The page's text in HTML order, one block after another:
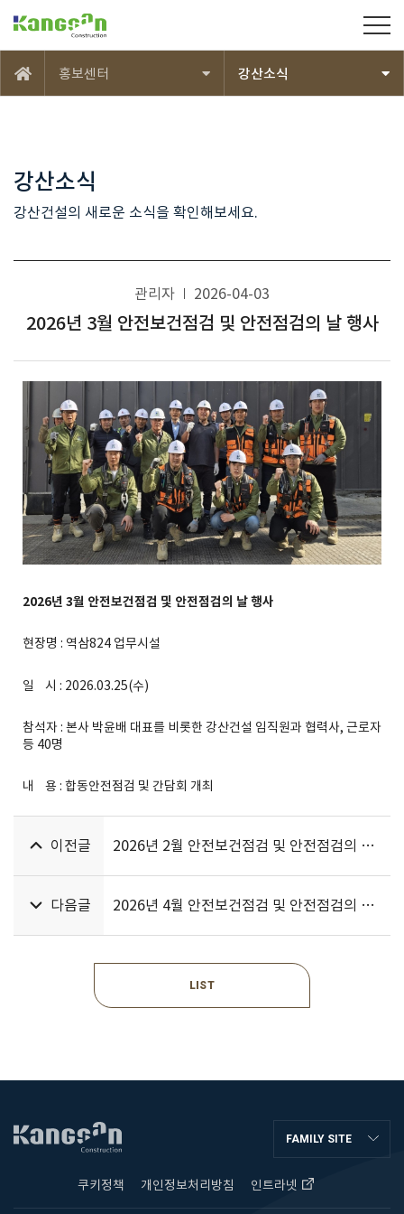
메인 홍보센터 강산소식
강산소식
강산건설의 새로운 소식을 확인해보세요.
관리자 2026-04-03
2026년 3월 안전보건점검 및 안전점검의 날 행사
2026년 3월 안전보건점검 및 안전점검의 날 행사
현장명 : 역삼824 업무시설
일 시 : 2026.03.25(수)
참석자 : 본사 박윤배 대표를 비롯한 강산건설 임직원과 협력사, 근로자
등 40명
내 용 : 합동안전점검 및 간담회 개최
이전글 2026년 2월 안전보건점검 및 안전점검의 날 행사
다음글 2026년 4월 안전보건점검 및 안전점검의 날 행사
LIST
FAMILY SITE
쿠키정책 개인정보처리방침 인트라넷